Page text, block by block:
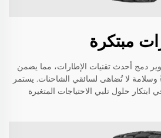
مبتكرة
دمج أحدث تقنيات الإطارات، مما يضمن
لا تُضاهى لسائقي الشاحنات. يستمر
ابتكار حلول تلبي الاحتياجات المتغيرة